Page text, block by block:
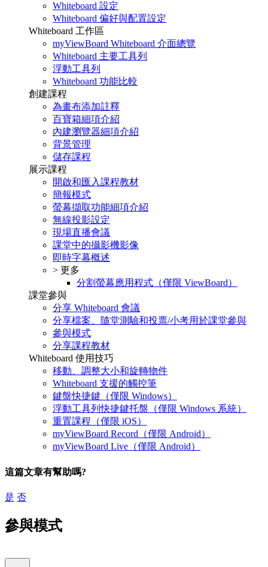
Whiteboard 設定
Whiteboard 偏好與配置設定
Whiteboard 工作區
myViewBoard Whiteboard 介面總覽
Whiteboard 主要工具列
浮動工具列
Whiteboard 功能比較
創建課程
為畫布添加註釋
百寶箱細項介紹
內建瀏覽器細項介紹
背景管理
儲存課程
展示課程
開啟和匯入課程教材
簡報模式
螢幕擷取功能細項介紹
無線投影設定
現場直播會議
課堂中的攝影機影像
即時字幕概述
> 更多
分割螢幕應用程式（僅限 ViewBoard）
課堂參與
分享 Whiteboard 會議
分享檔案、隨堂測驗和投票/小考用於課堂參與
參與模式
分享課程教材
Whiteboard 使用技巧
移動、調整大小和旋轉物件
Whiteboard 支援的觸控筆
鍵盤快捷鍵（僅限 Windows）
浮動工具列快捷鍵托盤（僅限 Windows 系統）
重置課程（僅限 iOS）
myViewBoard Record（僅限 Android）
myViewBoard Live（僅限 Android）
這篇文章有幫助嗎?
是 否
參與模式